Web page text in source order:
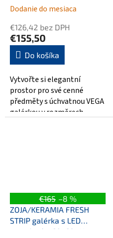
Dodanie do mesiaca
€126,42 bez DPH
€155,50
Do košíka
Vytvořte si elegantní
prostor pro své cenné
předměty s úchvatnou VEGA
galérkou v rozměrech
€165 –8 %
ZOJA/KERAMIA FRESH
STRIP galérka s LED
osvetlením 60x60x14cm,